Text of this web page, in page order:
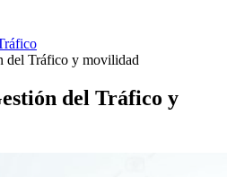
del Tráfico y movilidad
del Tráfico y